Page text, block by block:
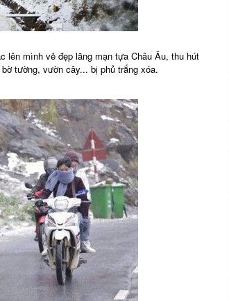
lên mình vẻ đẹp lãng mạn tựa Châu Âu, thu hút
tường, vườn cây... bị phủ trắng xóa.